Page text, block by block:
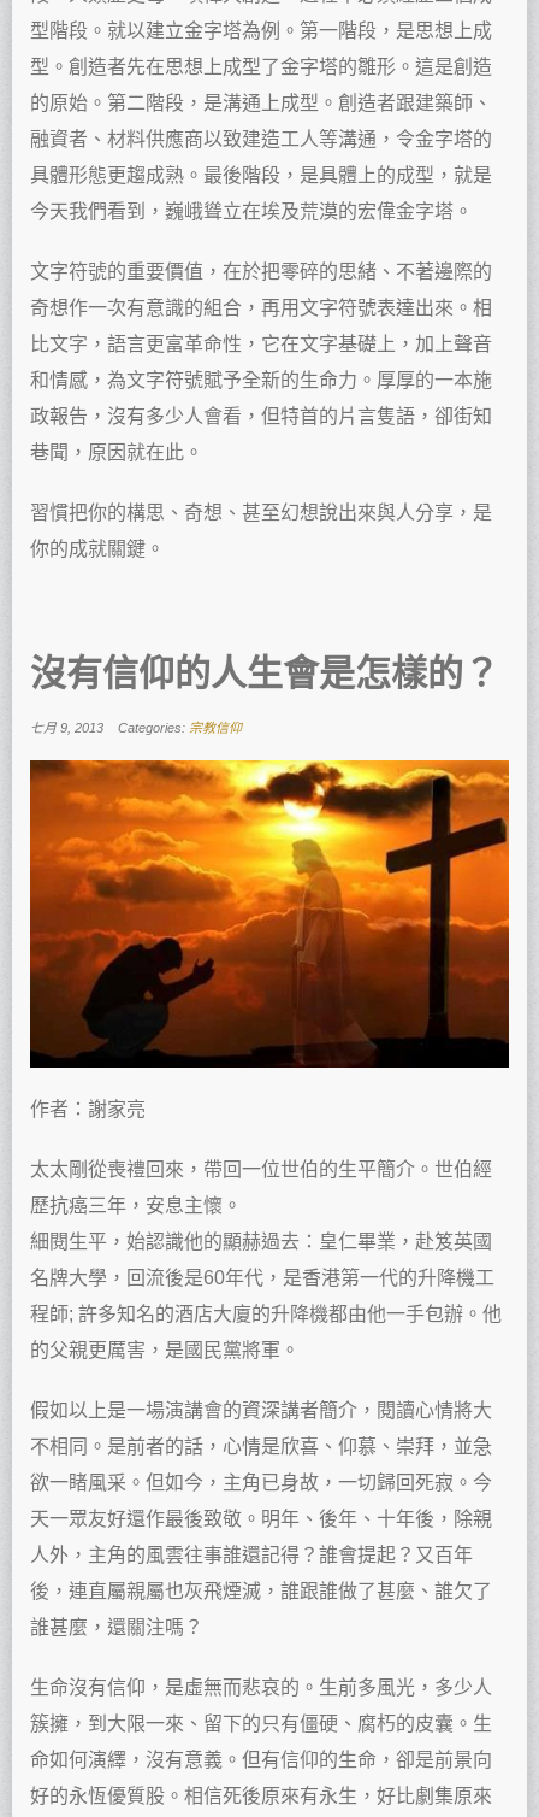
型階段。就以建立金字塔為例。第一階段，是思想上成
型。創造者先在思想上成型了金字塔的雛形。這是創造
的原始。第二階段，是溝通上成型。創造者跟建築師、
融資者、材料供應商以致建造工人等溝通，令金字塔的
具體形態更趨成熟。最後階段，是具體上的成型，就是
今天我們看到，巍峨聳立在埃及荒漠的宏偉金字塔。
文字符號的重要價值，在於把零碎的思緒、不著邊際的
奇想作一次有意識的組合，再用文字符號表達出來。相
比文字，語言更富革命性，它在文字基礎上，加上聲音
和情感，為文字符號賦予全新的生命力。厚厚的一本施
政報告，沒有多少人會看，但特首的片言隻語，卻街知
巷聞，原因就在此。
習慣把你的構思、奇想、甚至幻想說出來與人分享，是
你的成就關鍵。
沒有信仰的人生會是怎樣的？
七月 9, 2013 Categories: 宗教信仰
作者：謝家亮
太太剛從喪禮回來，帶回一位世伯的生平簡介。世伯經
歷抗癌三年，安息主懷。
細閱生平，始認識他的顯赫過去：皇仁畢業，赴笈英國
名牌大學，回流後是60年代，是香港第一代的升降機工
程師; 許多知名的酒店大廈的升降機都由他一手包辦。他
的父親更厲害，是國民黨將軍。
假如以上是一場演講會的資深講者簡介，閱讀心情將大
不相同。是前者的話，心情是欣喜、仰慕、崇拜，並急
欲一睹風采。但如今，主角已身故，一切歸回死寂。今
天一眾友好還作最後致敬。明年、後年、十年後，除親
人外，主角的風雲往事誰還記得？誰會提起？又百年
後，連直屬親屬也灰飛煙滅，誰跟誰做了甚麼、誰欠了
誰甚麼，還關注嗎？
生命沒有信仰，是虛無而悲哀的。生前多風光，多少人
簇擁，到大限一來、留下的只有僵硬、腐朽的皮囊。生
命如何演繹，沒有意義。但有信仰的生命，卻是前景向
好的永恆優質股。相信死後原來有永生，好比劇集原來